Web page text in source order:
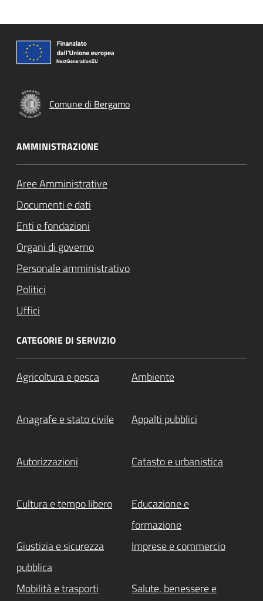
Comune di Bergamo
AMMINISTRAZIONE
Aree Amministrative
Documenti e dati
Enti e fondazioni
Organi di governo
Personale amministrativo
Politici
Uffici
CATEGORIE DI SERVIZIO
Agricoltura e pesca Ambiente
Anagrafe e stato civile Appalti pubblici
Autorizzazioni Catasto e urbanistica
Cultura e tempo libero
Educazione e
formazione
Giustizia e sicurezza
pubblica
Imprese e commercio
Mobilità e trasporti
Salute, benessere e